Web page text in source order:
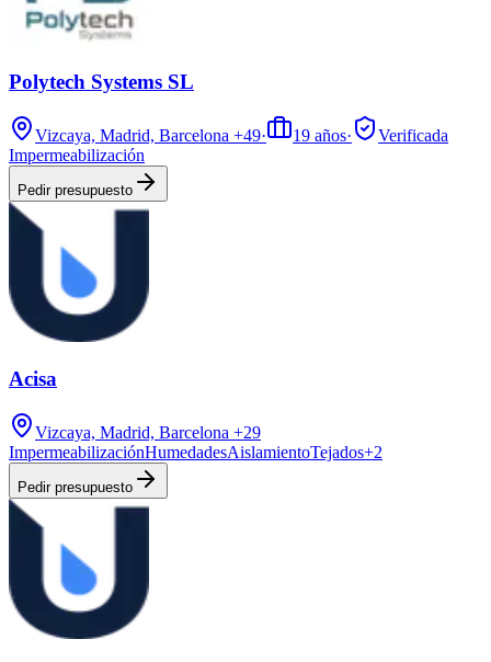
Polytech Systems SL
Vizcaya, Madrid, Barcelona +49· 19 años·
Verificada
Impermeabilización
Pedir presupuesto
Acisa
Vizcaya, Madrid, Barcelona +29
ImpermeabilizaciónHumedadesAislamientoTejados+2
Pedir presupuesto